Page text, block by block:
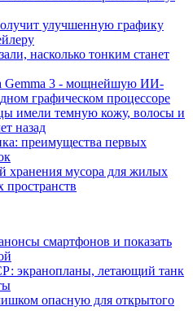
улучшенную графику
насколько тонким станет
Gemma 3 - мощнейшую ИИ-
графическом процессоре
имели темную кожу, волосы и
назад
преимущества первых
хранения мусора для жилых
пространств
смартфонов и показать
экранопланы, летающий танк
опасную для открытого